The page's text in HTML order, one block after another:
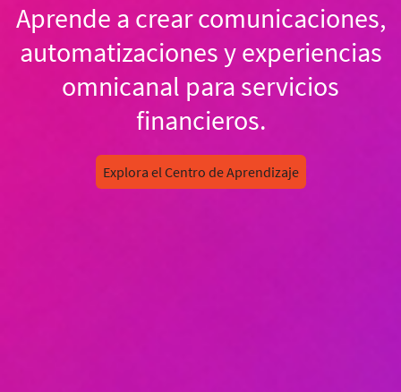
Aprende a crear comunicaciones,
automatizaciones y experiencias
omnicanal para servicios
financieros.
Explora el Centro de Aprendizaje